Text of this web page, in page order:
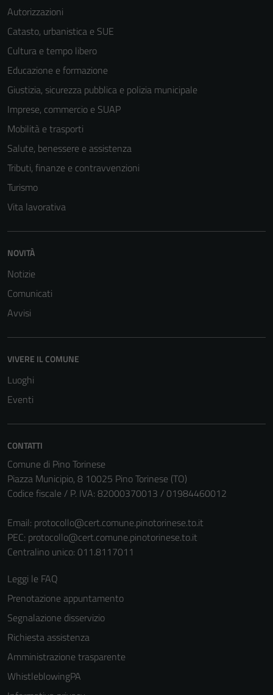
Autorizzazioni
Catasto, urbanistica e SUE
Cultura e tempo libero
Educazione e formazione
Giustizia, sicurezza pubblica e polizia municipale
Imprese, commercio e SUAP
Mobilità e trasporti
Salute, benessere e assistenza
Tributi, finanze e contravvenzioni
Turismo
Vita lavorativa
NOVITÀ
Notizie
Comunicati
Avvisi
VIVERE IL COMUNE
Luoghi
Eventi
CONTATTI
Comune di Pino Torinese
Piazza Municipio, 8 10025 Pino Torinese (TO)
Codice fiscale / P. IVA: 82000370013 / 01984460012
Email: protocollo@cert.comune.pinotorinese.to.it
PEC: protocollo@cert.comune.pinotorinese.to.it
Centralino unico: 011.8117011
Leggi le FAQ
Prenotazione appuntamento
Segnalazione disservizio
Richiesta assistenza
Amministrazione trasparente
WhistleblowingPA
funzionamento
del sito e non
essere
disabilitati.